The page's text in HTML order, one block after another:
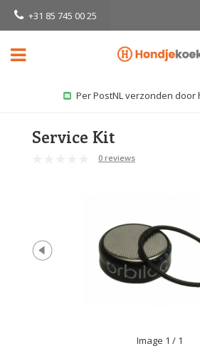
+31 85 745 00 25
Per PostNL verzonden door
Service Kit
0 reviews
Image 1 / 1